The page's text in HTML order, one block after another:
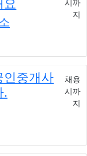
시까
지
중개사
.
채용
시까
지